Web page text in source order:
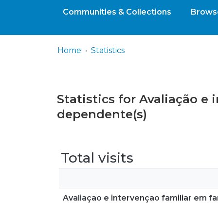
Communities & Collections
Home Statistics
Statistics for Avaliação e
dependente(s)
Total visits
Avaliação e intervenção familiar em